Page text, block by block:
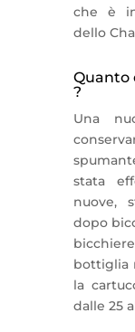
che è in
dello
Quanto
?
Una
stata
nuove,
dopo
bottiglia
la
dalle 25